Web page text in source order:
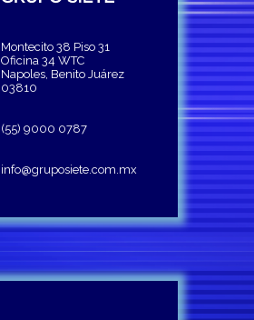
Montecito 38 Piso 31
Oficina 34 WTC
Napoles, Benito Juárez
03810
(55) 9000 0787
info@gruposiete.com.mx